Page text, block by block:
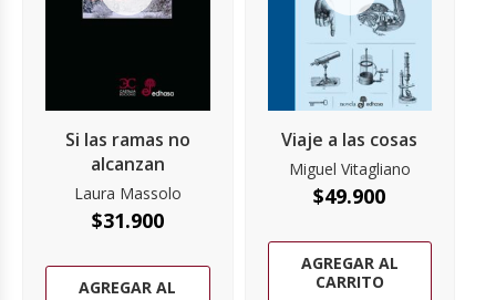
Si las ramas no
alcanzan
Laura Massolo
$31.900
AGREGAR AL
Viaje a las cosas
Miguel Vitagliano
$49.900
AGREGAR AL
CARRITO